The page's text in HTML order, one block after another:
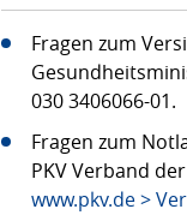
Fragen zum
030 3406066-01.
Fragen zum
PKV Verband
www.pkv.de >